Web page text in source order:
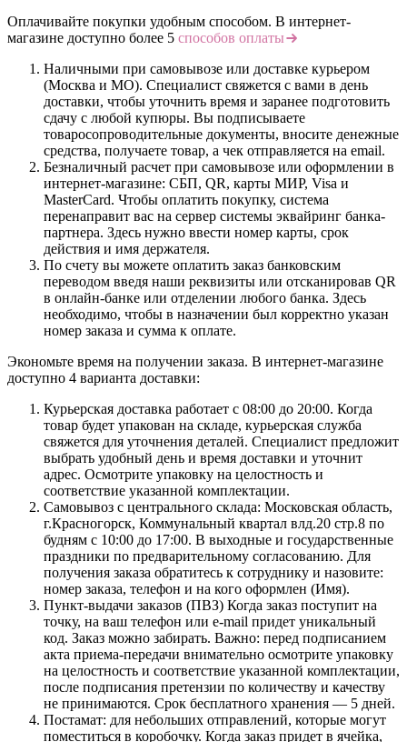
Оплачивайте покупки удобным способом. В интернет-
магазине доступно более 5 способов оплаты
Наличными при самовывозе или доставке курьером
(Москва и МО). Специалист свяжется с вами в день
доставки, чтобы уточнить время и заранее подготовить
сдачу с любой купюры. Вы подписываете
товаросопроводительные документы, вносите денежные
средства, получаете товар, а чек отправляется на email.
Безналичный расчет при самовывозе или оформлении в
интернет-магазине: СБП, QR, карты МИР, Visa и
MasterCard. Чтобы оплатить покупку, система
перенаправит вас на сервер системы эквайринг банка-
партнера. Здесь нужно ввести номер карты, срок
действия и имя держателя.
По счету вы можете оплатить заказ банковским
переводом введя наши реквизиты или отсканировав QR
в онлайн-банке или отделении любого банка. Здесь
необходимо, чтобы в назначении был корректно указан
номер заказа и сумма к оплате.
Экономьте время на получении заказа. В интернет-магазине
доступно 4 варианта доставки:
Курьерская доставка работает с 08:00 до 20:00. Когда
товар будет упакован на складе, курьерская служба
свяжется для уточнения деталей. Специалист предложит
выбрать удобный день и время доставки и уточнит
адрес. Осмотрите упаковку на целостность и
соответствие указанной комплектации.
Самовывоз с центрального склада: Московская область,
г.Красногорск, Коммунальный квартал влд.20 стр.8 по
будням с 10:00 до 17:00. В выходные и государственные
праздники по предварительному согласованию. Для
получения заказа обратитесь к сотруднику и назовите:
номер заказа, телефон и на кого оформлен (Имя).
Пункт-выдачи заказов (ПВЗ) Когда заказ поступит на
точку, на ваш телефон или e-mail придет уникальный
код. Заказ можно забирать. Важно: перед подписанием
акта приема-передачи внимательно осмотрите упаковку
на целостность и соответствие указанной комплектации,
после подписания претензии по количеству и качеству
не принимаются. Срок бесплатного хранения — 5 дней.
Постамат: для небольших отправлений, которые могут
поместиться в коробочку. Когда заказ придет в ячейка,